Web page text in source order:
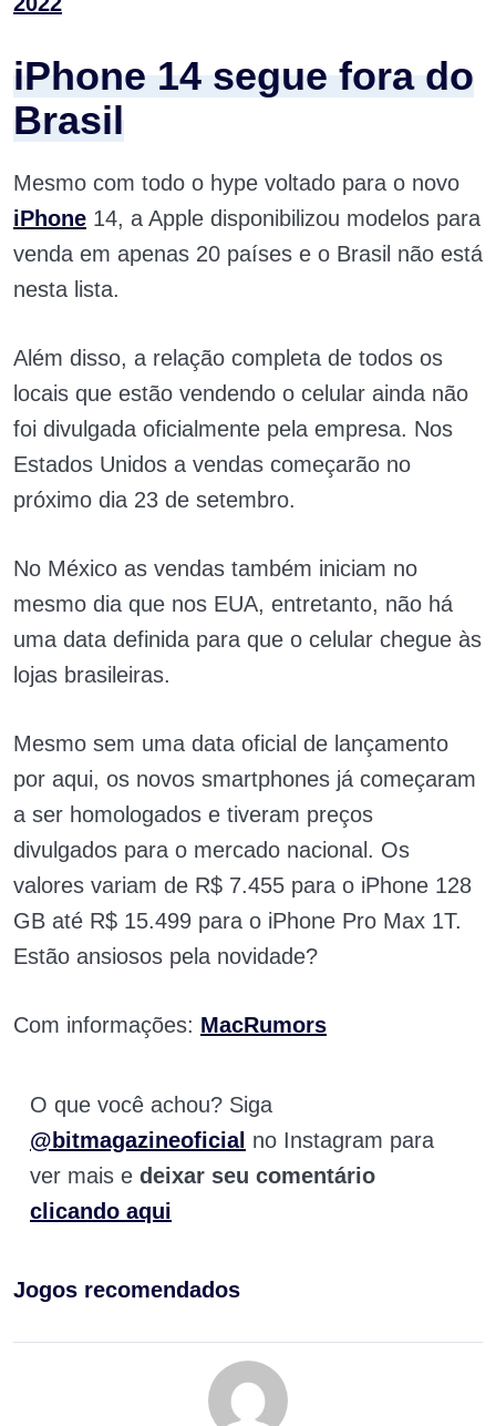
iPhone 14 segue fora do
Brasil
Mesmo com todo o hype voltado para o novo
iPhone 14, a Apple disponibilizou modelos para
venda em apenas 20 países e o Brasil não está
nesta lista.
Além disso, a relação completa de todos os
locais que estão vendendo o celular ainda não
foi divulgada oficialmente pela empresa. Nos
Estados Unidos a vendas começarão no
próximo dia 23 de setembro.
No México as vendas também iniciam no
mesmo dia que nos EUA, entretanto, não há
uma data definida para que o celular chegue às
lojas brasileiras.
Mesmo sem uma data oficial de lançamento
por aqui, os novos smartphones já começaram
a ser homologados e tiveram preços
divulgados para o mercado nacional. Os
valores variam de R$ 7.455 para o iPhone 128
GB até R$ 15.499 para o iPhone Pro Max 1T.
Estão ansiosos pela novidade?
Com informações: MacRumors
O que você achou? Siga
@bitmagazineoficial no Instagram para
ver mais e deixar seu comentário
clicando aqui
Jogos recomendados